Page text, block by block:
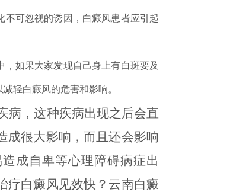
不可忽视的诱因，白癜风患者应引起
如果大家发现自己身上有白斑要及
轻白癜风的危害和影响。
病，这种疾病出现之后会直
成很大影响，而且还会影响
成自卑等心理障碍病症出
疗白癜风见效快？ 云南白癜